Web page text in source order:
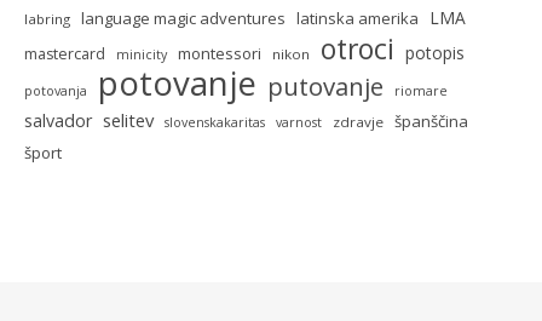
labring language magic adventures latinska amerika LMA
mastercard minicity montessori nikon otroci potopis
potovanja potovanje putovanje riomare
salvador selitev slovenskakaritas varnost zdravje španščina
šport